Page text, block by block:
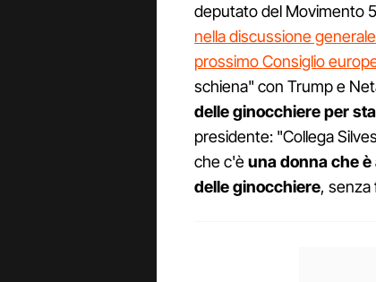
deputato del Movimento
nella discussione
prossimo Consiglio
schiena" con Trump e
delle ginocchiere per
presidente: "Collega
che c'èuna donna che
delle ginocchiere, senza